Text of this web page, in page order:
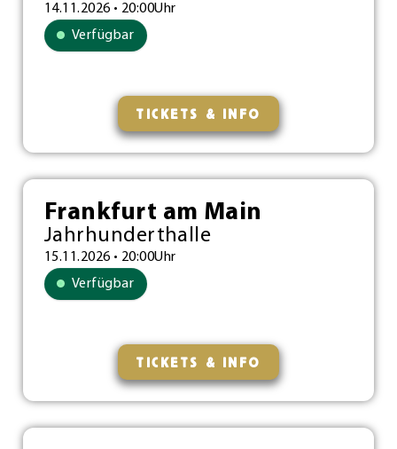
14.11.2026 • 20:00Uhr
Verfügbar
TICKETS & INFO
Frankfurt am Main
Jahrhunderthalle
15.11.2026 • 20:00Uhr
Verfügbar
TICKETS & INFO